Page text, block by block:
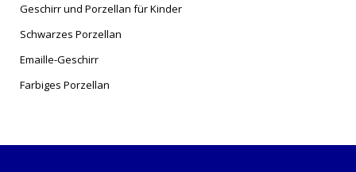
Geschirr und Porzellan für Kinder
Schwarzes Porzellan
Emaille-Geschirr
Farbiges Porzellan